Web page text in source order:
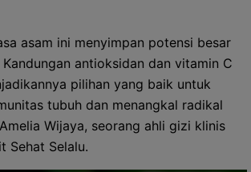
asam ini menyimpan potensi besar
antioksidan dan vitamin C
pilihan yang baik untuk
tubuh dan menangkal radikal
Wijaya, seorang ahli gizi klinis
Sehat Selalu.